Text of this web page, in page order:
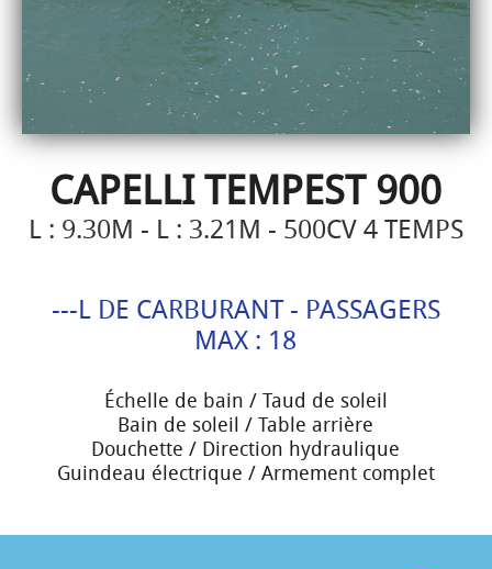
CAPELLI TEMPEST 900
L : 9.30M - L : 3.21M - 500CV 4 TEMPS
---L DE CARBURANT - PASSAGERS
MAX : 18
Échelle de bain / Taud de soleil
Bain de soleil / Table arrière
Douchette / Direction hydraulique
Guindeau électrique / Armement complet